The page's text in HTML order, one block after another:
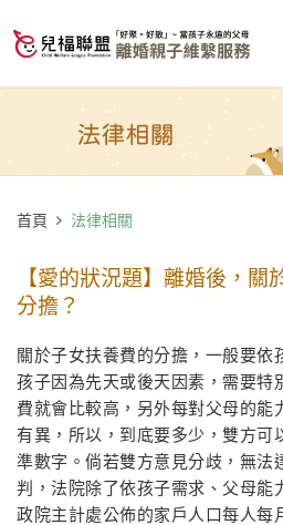
首頁 法律相關
【愛的狀況題】離婚後，關
分擔？
關於子女扶養費的分擔，一般要依
孩子因為先天或後天因素，需要特
費就會比較高，另外每對父母的能
有異，所以，到底要多少，雙方可
準數字。倘若雙方意見分歧，無法
判，法院除了依孩子需求、父母能
政院主計處公佈的家戶人口每人每